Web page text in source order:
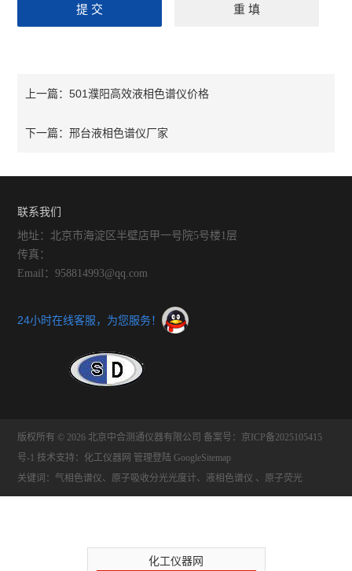
上一篇：501濮阳高效液相色谱仪价格
下一篇：邢台液相色谱仪厂家
联系我们
地址：北京市海淀区半壁店甲一号院5号楼1层
传真：
Email：958814993@qq.com
24小时在线客服，为您服务！
版权所有 © 2026 北京中合测通仪器有限公司 备案号：京ICP备2025105415
号-1 技术支持： 化工仪器网 管理登陆 GoogleSitemap
关键词：气相色谱仪、原子吸收分光光度计、液相色谱仪 、原子荧光
化工仪器网